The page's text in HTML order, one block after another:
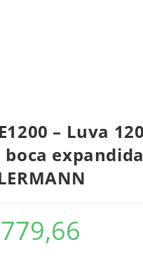
– Luva
expandida
779,66